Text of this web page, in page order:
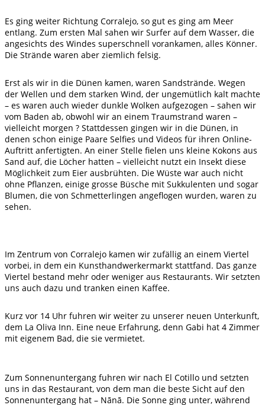
Es ging weiter Richtung Corralejo, so gut es ging am Meer
entlang. Zum ersten Mal sahen wir Surfer auf dem Wasser, die
angesichts des Windes superschnell vorankamen, alles Könner.
Die Strände waren aber ziemlich felsig.
Erst als wir in die Dünen kamen, waren Sandstrände. Wegen
der Wellen und dem starken Wind, der ungemütlich kalt machte
– es waren auch wieder dunkle Wolken aufgezogen – sahen wir
vom Baden ab, obwohl wir an einem Traumstrand waren –
vielleicht morgen ? Stattdessen gingen wir in die Dünen, in
denen schon einige Paare Selfies und Videos für ihren Online-
Auftritt anfertigten. An einer Stelle fielen uns kleine Kokons aus
Sand auf, die Löcher hatten – vielleicht nutzt ein Insekt diese
Möglichkeit zum Eier ausbrühten. Die Wüste war auch nicht
ohne Pflanzen, einige grosse Büsche mit Sukkulenten und sogar
Blumen, die von Schmetterlingen angeflogen wurden, waren zu
sehen.
Im Zentrum von Corralejo kamen wir zufällig an einem Viertel
vorbei, in dem ein Kunsthandwerkermarkt stattfand. Das ganze
Viertel bestand mehr oder weniger aus Restaurants. Wir setzten
uns auch dazu und tranken einen Kaffee.
Kurz vor 14 Uhr fuhren wir weiter zu unserer neuen Unterkunft,
dem La Oliva Inn. Eine neue Erfahrung, denn Gabi hat 4 Zimmer
mit eigenem Bad, die sie vermietet.
Zum Sonnenuntergang fuhren wir nach El Cotillo und setzten
uns in das Restaurant, von dem man die beste Sicht auf den
Sonnenuntergang hat – Nānā. Die Sonne ging unter, während